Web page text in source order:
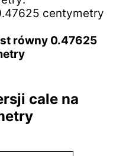
centymetry
równy 0.47625
cale na